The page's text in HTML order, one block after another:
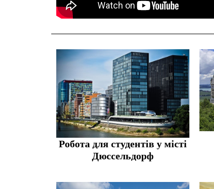
Робота для студентів у місті
Дюссельдорф